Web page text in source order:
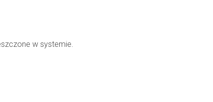
w systemie.